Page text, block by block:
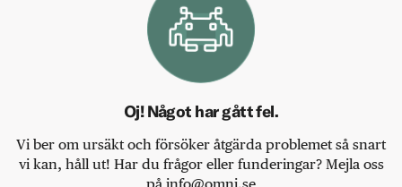
Oj! Något har gått fel.
Vi ber om ursäkt och försöker åtgärda problemet så snart
vi kan, håll ut! Har du frågor eller funderingar? Mejla oss